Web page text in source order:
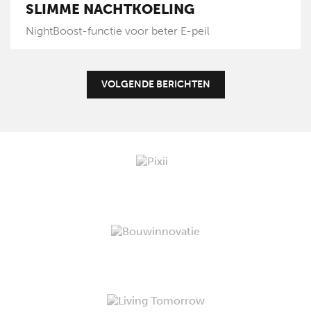
SLIMME NACHTKOELING
NightBoost-functie voor beter E-peil
VOLGENDE BERICHTEN